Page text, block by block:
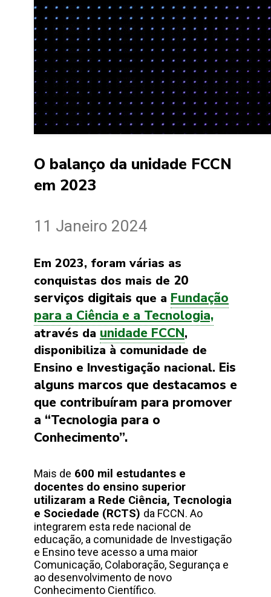
O balanço da unidade FCCN
em 2023
11 Janeiro 2024
Em 2023, foram várias as
conquistas dos mais de 20
serviços digitais que a Fundação
para a Ciência e a Tecnologia,
através da unidade FCCN,
disponibiliza à comunidade de
Ensino e Investigação nacional. Eis
alguns marcos que destacamos e
que contribuíram para promover
a “Tecnologia para o
Conhecimento”.
Mais de 600 mil estudantes e
docentes do ensino superior
utilizaram a Rede Ciência, Tecnologia
e Sociedade (RCTS) da FCCN. Ao
integrarem esta rede nacional de
educação, a comunidade de Investigação
e Ensino teve acesso a uma maior
Comunicação, Colaboração, Segurança e
ao desenvolvimento de novo
Conhecimento Científico.